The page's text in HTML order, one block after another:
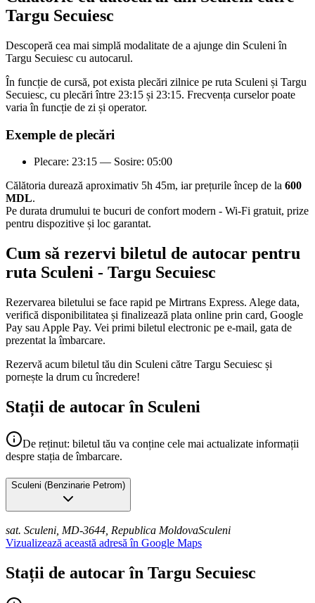
Targu Secuiesc
Descoperă cea mai simplă modalitate de a ajunge din Sculeni în
Targu Secuiesc cu autocarul.
În funcție de cursă, pot exista plecări zilnice pe ruta Sculeni și Targu
Secuiesc, cu plecări între 23:15 și 23:15. Frecvența curselor poate
varia în funcție de zi și operator.
Exemple de plecări
Plecare: 23:15 — Sosire: 05:00
Călătoria durează aproximativ 5h 45m, iar prețurile încep de la 600
MDL.
Pe durata drumului te bucuri de confort modern - Wi-Fi gratuit, prize
pentru dispozitive și loc garantat.
Cum să rezervi biletul de autocar pentru
ruta Sculeni - Targu Secuiesc
Rezervarea biletului se face rapid pe Mirtrans Express. Alege data,
verifică disponibilitatea și finalizează plata online prin card, Google
Pay sau Apple Pay. Vei primi biletul electronic pe e-mail, gata de
prezentat la îmbarcare.
Rezervă acum biletul tău din Sculeni către Targu Secuiesc și
pornește la drum cu încredere!
Stații de autocar în Sculeni
De reținut: biletul tău va conține cele mai actualizate informații
despre stația de îmbarcare.
Sculeni (Benzinarie Petrom)
sat. Sculeni, MD-3644, Republica MoldovaSculeni
Vizualizează această adresă în Google Maps
Stații de autocar în Targu Secuiesc